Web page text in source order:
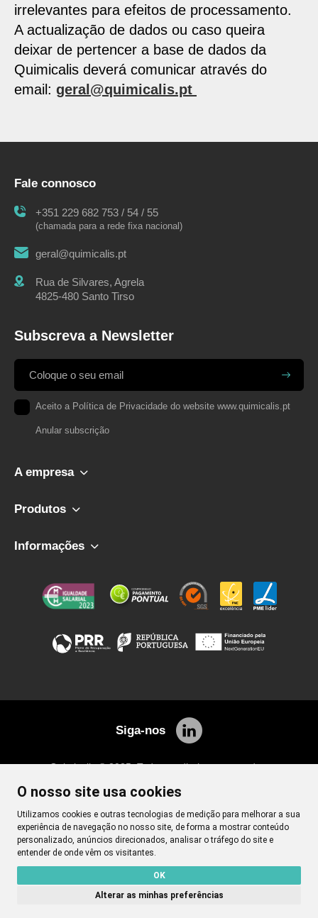
O nosso site usa cookies
Utilizamos cookies e outras tecnologias de medição para melhorar a sua
experiência de navegação no nosso site, de forma a mostrar conteúdo
personalizado, anúncios direcionados, analisar o tráfego do site e
entender de onde vêm os visitantes.
OK
Alterar as minhas preferências
irrelevantes para efeitos de processamento.
A actualização de dados ou caso queira
deixar de pertencer a base de dados da
Quimicalis deverá comunicar através do
email: geral@quimicalis.pt
Fale connosco
+351 229 682 753 / 54 / 55
(chamada para a rede fixa nacional)
geral@quimicalis.pt
Rua de Silvares, Agrela
4825-480 Santo Tirso
Subscreva a Newsletter
Aceito a Política de Privacidade do website www.quimicalis.pt
Anular subscrição
A empresa
Produtos
Informações
Quimicalis © 2025. Todos os direitos reservados.
Siga-nos